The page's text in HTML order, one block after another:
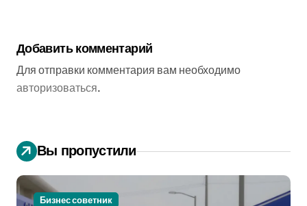
Добавить комментарий
Для отправки комментария вам необходимо
авторизоваться.
Вы пропустили
Бизнес советник